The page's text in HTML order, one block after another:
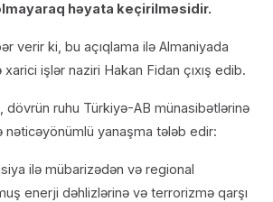
həyata keçirilməsidir.
verir ki, bu açıqlama ilə Almaniyada
işlər naziri Hakan Fidan çıxış edib.
dövrün ruhu Türkiyə-AB münasibətlərinə
nəticəyönümlü yanaşma tələb edir:
ilə mübarizədən və regional
enerji dəhlizlərinə və terrorizmə qarşı